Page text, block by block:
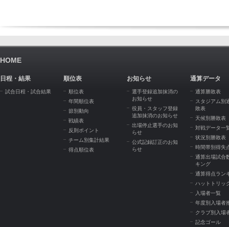
HOME
日程・結果
試合日程・試合結果
順位表
順位表
年間順位表
節別動向
戦績表
反則ポイント
チーム別集計結果
得点順位表
お知らせ
選手登録追加抹消の
お知らせ
役員・スタッフ登録
追加抹消のお知らせ
出場停止選手のお知
らせ
公式記録訂正のお知
らせ
通算データ
通算勝敗表
スタジアム別
敗表
天候別勝敗表
対戦データ一
状況別勝敗表
時間帯別得失
通算出場試合
キング
通算得点ラン
ハットトリッ
入場者一覧
年度別入場者
クラブ別入場
記念ゴール